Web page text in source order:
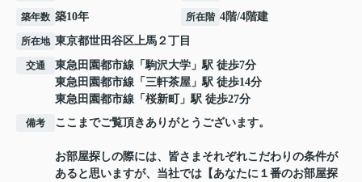
築年数 築10年 所在階 4階/4階建
所在地 東京都世田谷区上馬 ２丁目
交通 東急田園都市線 「駒沢大学 」駅 徒歩7分
東急田園都市線 「 三軒茶屋 」駅 徒歩14分
東急田園都市線 「 桜新町 」駅 徒歩27分
備考 ここまでご覧頂きありがとうございます。
お部屋探しの際には、皆さまそれぞれこだわりの条件が
あると思いますが、当社では【あなたに１番のお部屋探